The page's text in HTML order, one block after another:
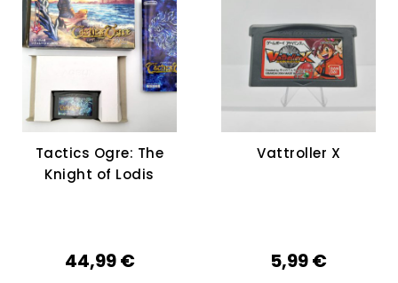
Tactics Ogre: The
Knight of Lodis
44,99€
Vattroller X
5,99€